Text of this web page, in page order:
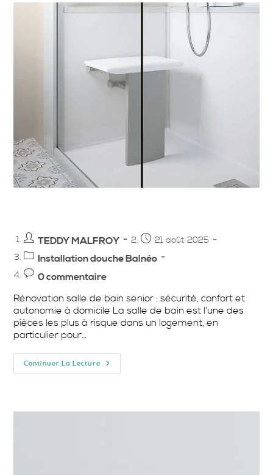
Autonomie
Auteur/autrice
de
publication :
TEDDY MALFROY
Publication
21 août 2025
Post
category:
Installation douche Balnéo
Commentaires
la
publication :
0 commentaire
Rénovation salle de bain senior : sécurité, confort et
autonomie à domicile La salle de bain est l’une des
pièces les plus à risque dans un logement, en
particulier pour…
Continuer La Lecture